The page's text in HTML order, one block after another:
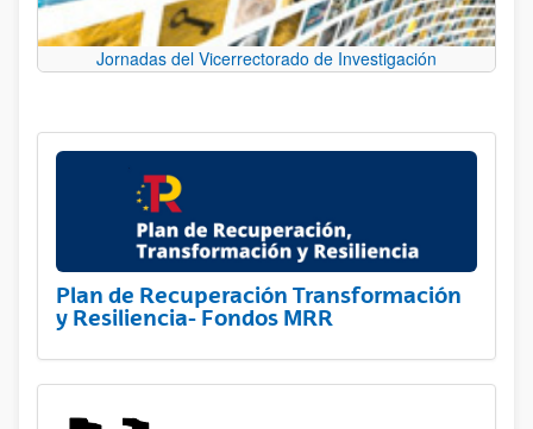
Jornadas del Vicerrectorado de Investigación
Plan de Recuperación Transformación
y Resiliencia- Fondos MRR